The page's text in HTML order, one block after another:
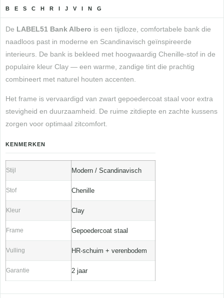
BESCHRIJVING
De LABEL51 Bank Albero is een tijdloze, comfortabele bank die
naadloos past in moderne en Scandinavisch geïnspireerde
interieurs. De bank is bekleed met hoogwaardig Chenille-stof in de
populaire kleur Clay — een warme, zandige tint die prachtig
combineert met naturel houten accenten.
Het frame is vervaardigd van zwart gepoedercoat staal voor extra
stevigheid en duurzaamheid. De ruime zitdiepte en zachte kussens
zorgen voor optimaal zitcomfort.
KENMERKEN
Stijl Modern / Scandinavisch
Stof Chenille
Kleur Clay
Frame Gepoedercoat staal
Vulling HR-schuim + verenbodem
Garantie 2 jaar